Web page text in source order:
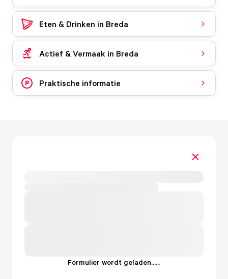
Eten & Drinken in Breda
Actief & Vermaak in Breda
Praktische informatie
Formulier wordt geladen......